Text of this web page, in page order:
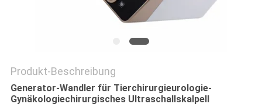
Produkt-Beschreibung
Generator-Wandler für Tierchirurgieurologie-
Gynäkologiechirurgisches Ultraschallskalpell